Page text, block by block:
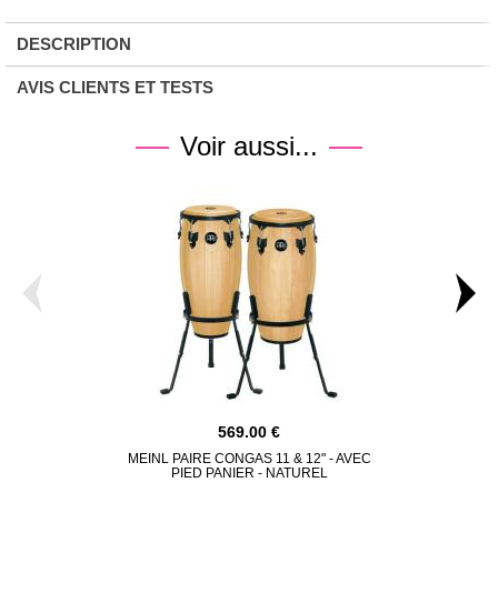
DESCRIPTION
AVIS CLIENTS ET TESTS
Voir aussi...
569.00
MEINL PAIRE CONGAS 11 & 12" - AVEC
PIED PANIER - NATUREL